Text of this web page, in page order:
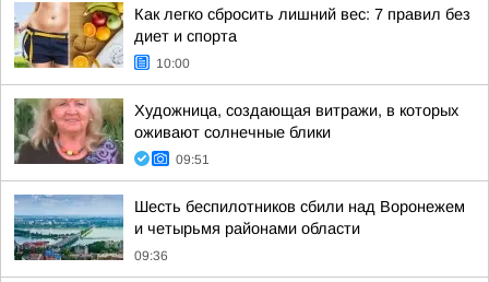
Как легко сбросить лишний вес: 7 правил без
диет и спорта
10:00
Художница, создающая витражи, в которых
оживают солнечные блики
09:51
Шесть беспилотников сбили над Воронежем
и четырьмя районами области
09:36